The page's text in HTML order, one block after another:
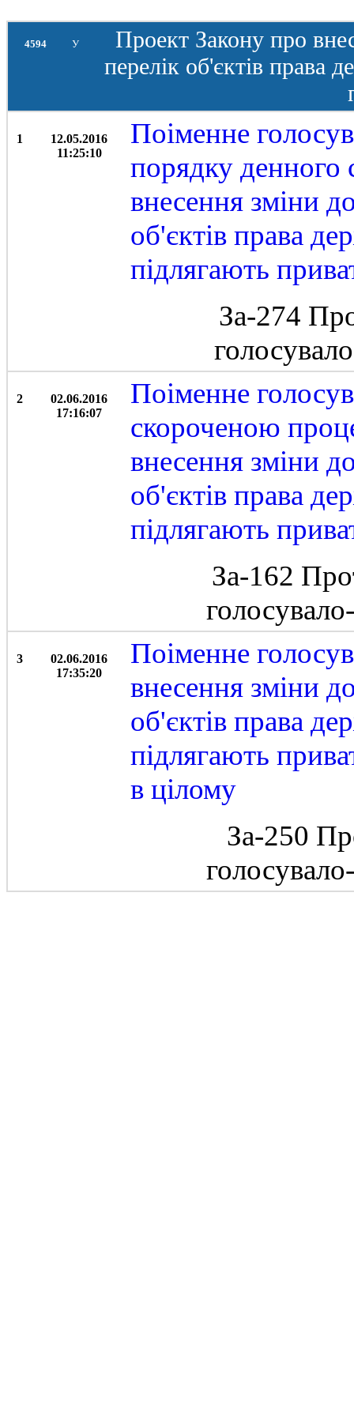
4594 У
Проект Закону про
перелік об'єктів права
1
12.05.2016
11:25:10
Поіменне
порядку денного
внесення зміни
об'єктів права
підлягають
За-274
2
02.06.2016
17:16:07
Поіменне
скороченою
внесення зміни
об'єктів права
підлягають
За-162
3
02.06.2016
17:35:20
Поіменне
внесення зміни
об'єктів права
підлягають
в цілому
За-250